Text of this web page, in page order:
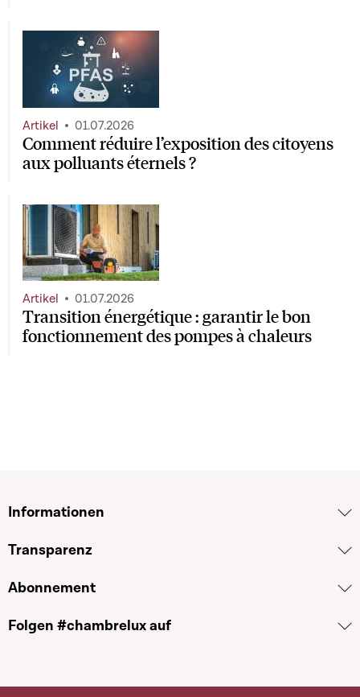
Comment réduire l’exposition des citoyens
aux polluants éternels ?
Artikel 01.07.2026
Transition énergétique : garantir le bon
fonctionnement des pompes à chaleurs
Artikel 01.07.2026
Informationen
Transparenz
Abonnement
Folgen #chambrelux auf